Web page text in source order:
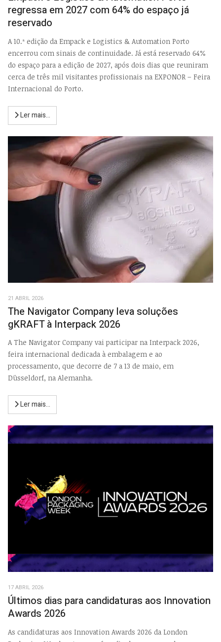
regressa em 2027 com 64% do espaço já
reservado
A 10.ª edição da Empack e Logistics & Automation Porto
encerrou com sinais de continuidade. Já está reservado 64%
do espaço para a edição de 2027, após dois dias que reuniram
cerca de três mil visitantes profissionais na EXPONOR – Feira
Internacional do Porto.
Ler mais...
21 ABRIL 2026
The Navigator Company leva soluções
gKRAFT à Interpack 2026
A The Navigator Company vai participar na Interpack 2026,
feira internacional dedicada à embalagem e ao
processamento, que decorre de 7 a 13 de maio, em
Düsseldorf, na Alemanha.
Ler mais...
17 ABRIL 2026
Últimos dias para candidaturas aos Innovation
Awards 2026
As candidaturas aos Innovation Awards 2026 da London